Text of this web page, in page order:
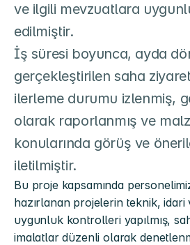
ve ilgili mevzuatlara
edilmiştir.
İş süresi boyunca, ayda
gerçekleştirilen saha
ilerleme durumu izlenmiş,
olarak raporlanmış ve
konularında görüş ve
Bu proje kapsamında
hazırlanan projelerin teknik, idari
uygunluk kontrolleri yapılmış,
imalatlar düzenli olarak